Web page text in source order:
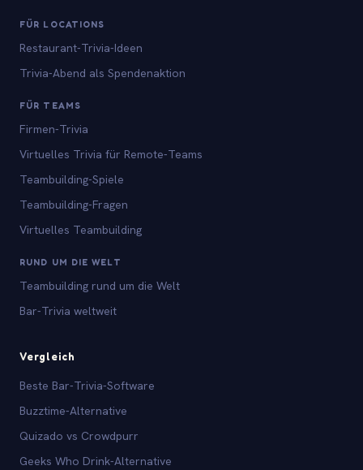
FÜR LOCATIONS
Restaurant-Trivia-Ideen
Trivia-Abend als Spendenaktion
FÜR TEAMS
Firmen-Trivia
Virtuelles Trivia für Remote-Teams
Teambuilding-Spiele
Teambuilding-Fragen
Virtuelles Teambuilding
RUND UM DIE WELT
Teambuilding rund um die Welt
Bar-Trivia weltweit
Vergleich
Beste Bar-Trivia-Software
Buzztime-Alternative
Quizado vs Crowdpurr
Geeks Who Drink-Alternative